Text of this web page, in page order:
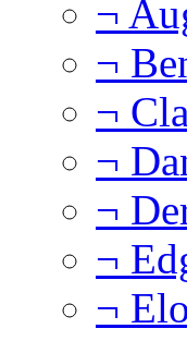
¬
¬
¬
¬
¬
¬
¬